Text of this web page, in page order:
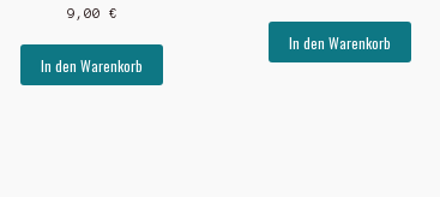
9,00 €
In den Warenkorb
In den Warenkorb